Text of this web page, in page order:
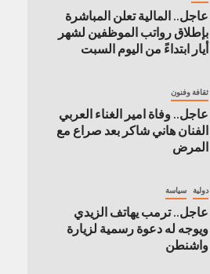
عاجل.. المالية تعلن المباشرة
بإطلاق رواتب ‏الموظفين لشهر
أيار ابتداءً من اليوم السبت
ثقافة وفنون
عاجل.. وفاة امير الغناء العربي
الفنان هاني شاكر بعد صراع مع
المرض
دولية سياسة
عاجل.. ترمب يهاتف الزيدي
ويوجه له دعوة رسمية لزيارة
واشنطن